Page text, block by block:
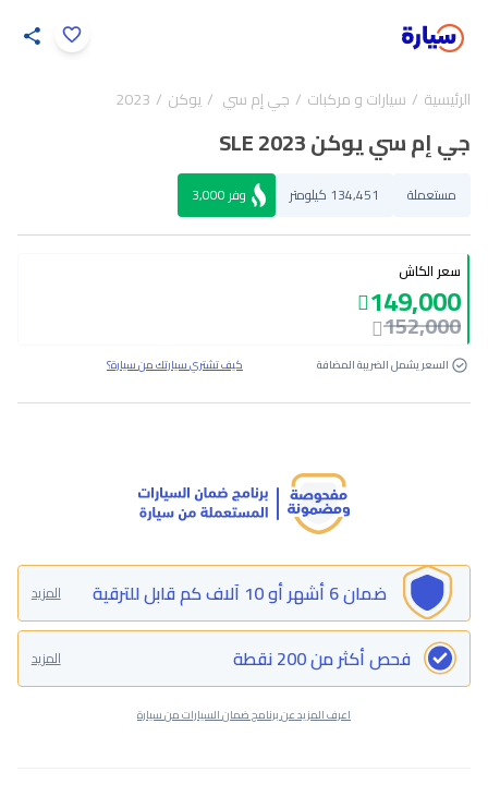
الرئيسية سيارات و مركبات جي إم سي يوكن 2023
جي إم سي يوكن SLE 2023
مستعملة 134,451 كيلومتر وفر3,000
سعر الكاش
149,000
152,000
السعر يشمل الضريبة المضافة كيف تشتري سيارتك من سيارة؟
ضمان 6 أشهر أو 10 آلاف كم قابل للترقية المزيد
فحص أكثر من 200 نقطة المزيد
اعرف المزيد عن برنامج ضمان السيارات من سيارة